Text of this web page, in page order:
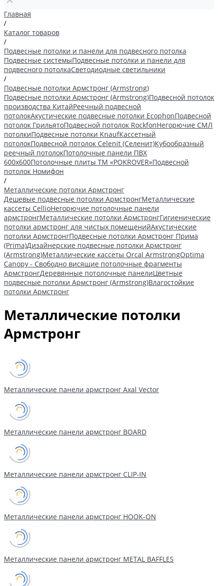
Главная
/
Каталог товаров
/
Подвесные потолки и панели для подвесного потолка
Подвесные системыПодвесные потолки и панели для
подвесного потолкаСветодиодные светильники
/
Подвесные потолки Армстронг (Armstrong)
Подвесные потолки Армстронг (Armstrong)Подвесной потолок
производства КитайРеечный подвесной
потолокАкустические подвесные потолки EcophonПодвесной
потолок ГрильятоПодвесной потолок RockfonНегорючие СМЛ
потолкиПодвесные потолки KnaufКассетный
потолокПодвесной потолок Celenit (Селенит)Кубообразный
реечный потолокПотолочные панели ПВХ
600х600Потолочные плиты ТМ «POKROVER»Подвесной
потолок Номифон
/
Металлические потолки Армстронг
Дешевые подвесные потолки АрмстронгМеталлические
кассеты CellioНегорючие потолочные панели
армстронгМеталлические потолки АрмстронгГигиенические
потолки армстронг для чистых помещенийАкустические
потолки АрмстронгПодвесные потолки Армстронг Прима
(Prima)Дизайнерские подвесные потолки Армстронг
(Armstrong)Металлические кассеты Orcal ArmstrongOptima
Canopy - Свободно висящие потолочные фрагменты
АрмстронгДеревянные потолочные панелиЦветные
подвесные потолки Армстронг (Armstrong)Влагостойкие
потолки Армстронг
Металлические потолки
Армстронг
Металлические панели армстронг Axal Vector
Металлические панели армстронг BOARD
Металлические панели армстронг CLIP-IN
Металлические панели армстронг HOOK-ON
Металлические панели армстронг METAL BAFFLES